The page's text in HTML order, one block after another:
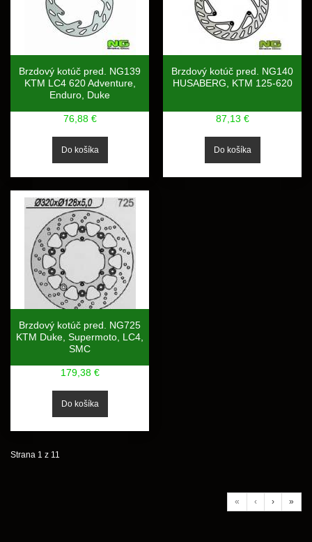
Brzdový kotúč pred. NG139
KTM LC4 620 Adventure,
Enduro, Duke
76,88 €
Brzdový kotúč pred. NG140
HUSABERG, KTM 125-620
87,13 €
Brzdový kotúč pred. NG725
KTM Duke, Supermoto, LC4,
SMC
179,38 €
Strana 1 z 11
« ‹ › »